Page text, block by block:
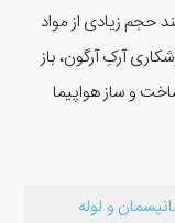
حجم زیادی از مواد
آرکِ آرگون، باز
و ساز هواپیما
و لوله